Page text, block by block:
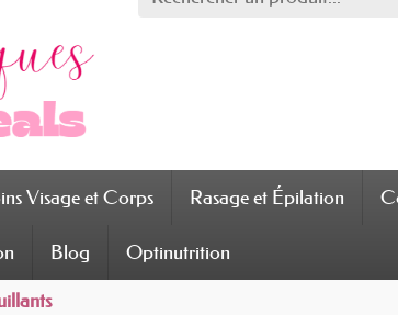
Visage et Corps Rasage et Épilation
Blog Optinutrition